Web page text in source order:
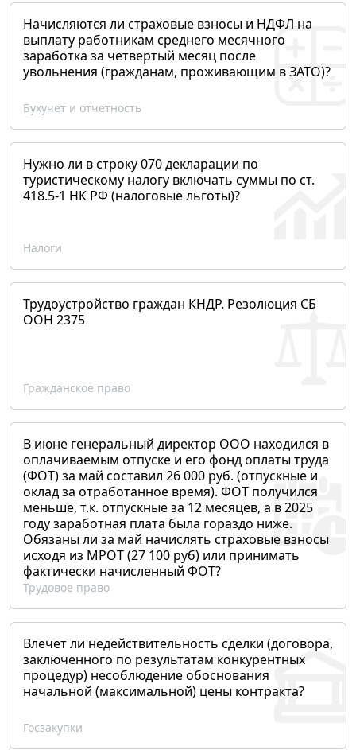
Начисляются ли страховые взносы и НДФЛ на
выплату работникам среднего месячного
заработка за четвертый месяц после
увольнения (гражданам, проживающим в ЗАТО)?
Бухучет и отчетность
Нужно ли в строку 070 декларации по
туристическому налогу включать суммы по ст.
418.5-1 НК РФ (налоговые льготы)?
Налоги
Трудоустройство граждан КНДР. Резолюция СБ
ООН 2375
Гражданское право
В июне генеральный директор ООО находился в
оплачиваемым отпуске и его фонд оплаты труда
(ФОТ) за май составил 26 000 руб. (отпускные и
оклад за отработанное время). ФОТ получился
меньше, т.к. отпускные за 12 месяцев, а в 2025
году заработная плата была гораздо ниже.
Обязаны ли за май начислять страховые взносы
исходя из МРОТ (27 100 руб) или принимать
фактически начисленный ФОТ?
Трудовое право
Влечет ли недействительность сделки (договора,
заключенного по результатам конкурентных
процедур) несоблюдение обоснования
начальной (максимальной) цены контракта?
Госзакупки